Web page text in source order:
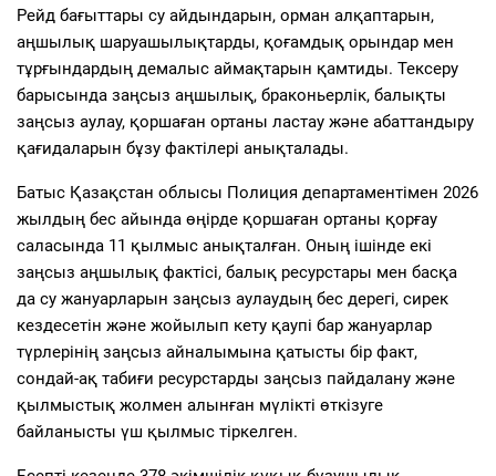
Рейд бағыттары су айдындарын, орман алқаптарын,
аңшылық шаруашылықтарды, қоғамдық орындар мен
тұрғындардың демалыс аймақтарын қамтиды. Тексеру
барысында заңсыз аңшылық, браконьерлік, балықты
заңсыз аулау, қоршаған ортаны ластау және абаттандыру
қағидаларын бұзу фактілері анықталады.
Батыс Қазақстан облысы Полиция департаментімен 2026
жылдың бес айында өңірде қоршаған ортаны қорғау
саласында 11 қылмыс анықталған. Оның ішінде екі
заңсыз аңшылық фактісі, балық ресурстары мен басқа
да су жануарларын заңсыз аулаудың бес дерегі, сирек
кездесетін және жойылып кету қаупі бар жануарлар
түрлерінің заңсыз айналымына қатысты бір факт,
сондай-ақ табиғи ресурстарды заңсыз пайдалану және
қылмыстық жолмен алынған мүлікті өткізуге
байланысты үш қылмыс тіркелген.